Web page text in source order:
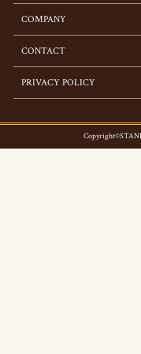
COMPANY
CONTACT
PRIVACY POLICY